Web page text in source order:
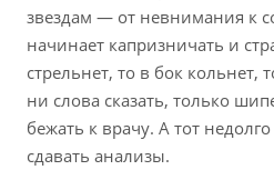
звездам — от невнимания к
начинает капризничать и
стрельнет, то в бок кольнет,
ни слова сказать, только
бежать к врачу. А тот
сдавать анализы.